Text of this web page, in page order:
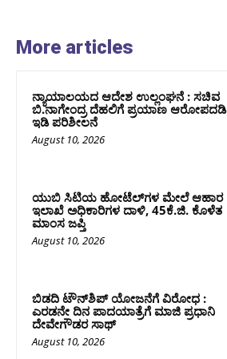
More articles
ನ್ಯಾಯಾಲಯದ ಆದೇಶ ಉಲ್ಲಂಘನೆ : ಸಚಿವ
ಬಿ.ನಾಗೇಂದ್ರ ದೆಹಲಿಗೆ ಪ್ರಯಾಣ ಆರೋಪದಡಿ
ಇಡಿ ಪರಿಶೀಲನೆ
August 10, 2026
ಯುಬಿ ಸಿಟಿಯ ಹೋಟೆಲ್‌ಗಳ ಮೇಲೆ ಆಹಾರ
ಇಲಾಖೆ ಅಧಿಕಾರಿಗಳ ದಾಳಿ, 45ಕೆ.ಜಿ. ಕೊಳೆತ
ಮಾಂಸ ಜಪ್ತಿ
August 10, 2026
ಬಿಡದಿ ಟೌನ್‌ಶಿಪ್‌ ಯೋಜನೆಗೆ ವಿರೋಧ :
ಎರಡನೇ ದಿನ ಪಾದಯಾತ್ರೆಗೆ ಮಾಜಿ ಪ್ರಧಾನಿ
ದೇವೇಗೌಡರ ಸಾಥ್‌
August 10, 2026